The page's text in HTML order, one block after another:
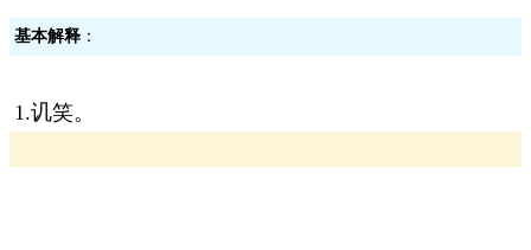
基本解释 ：
1.讥笑。